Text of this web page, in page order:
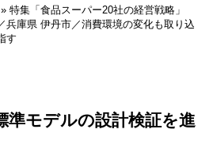
» 特集「食品スーパー20社の経営戦略」
庫県 伊丹市／消費環境の変化も取り込
す
準モデルの設計検証を進